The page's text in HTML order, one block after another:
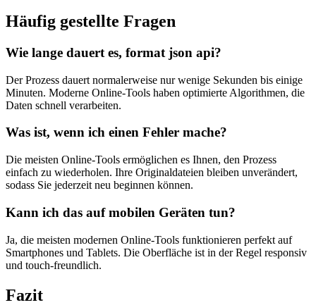
Häufig gestellte Fragen
Wie lange dauert es, format json api?
Der Prozess dauert normalerweise nur wenige Sekunden bis einige
Minuten. Moderne Online-Tools haben optimierte Algorithmen, die
Daten schnell verarbeiten.
Was ist, wenn ich einen Fehler mache?
Die meisten Online-Tools ermöglichen es Ihnen, den Prozess
einfach zu wiederholen. Ihre Originaldateien bleiben unverändert,
sodass Sie jederzeit neu beginnen können.
Kann ich das auf mobilen Geräten tun?
Ja, die meisten modernen Online-Tools funktionieren perfekt auf
Smartphones und Tablets. Die Oberfläche ist in der Regel responsiv
und touch-freundlich.
Fazit